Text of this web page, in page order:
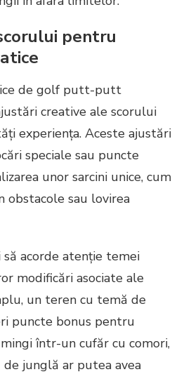
pentru
de golf putt-putt
creative ale scorului
experiența. Aceste ajustări
speciale sau puncte
unor sarcini unice, cum
obstacole sau lovirea
acorde atenție temei
modificări asociate ale
un teren cu temă de
puncte bonus pentru
într-un cufăr cu comori,
junglă ar putea avea